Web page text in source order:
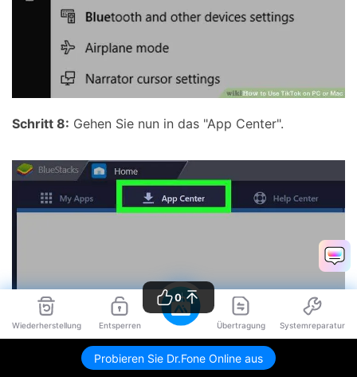
Wiederherstellung Entsperren Übertragung Systemreparatur
Probieren Sie Dr.Fone Online aus
Schritt 8: Gehen Sie nun in das "App Center".
0